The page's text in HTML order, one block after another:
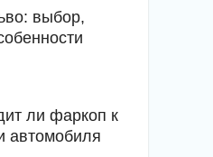
выбор,
ли фаркоп к
автомобиля